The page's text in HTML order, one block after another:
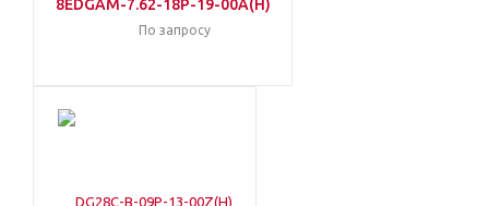
8EDGAM-7.62-18P-19-00A(H)
По запросу